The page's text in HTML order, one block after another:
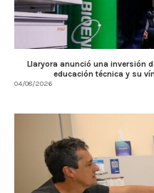
Llaryora anunció una inversión
educación técnica y su
04/08/2026